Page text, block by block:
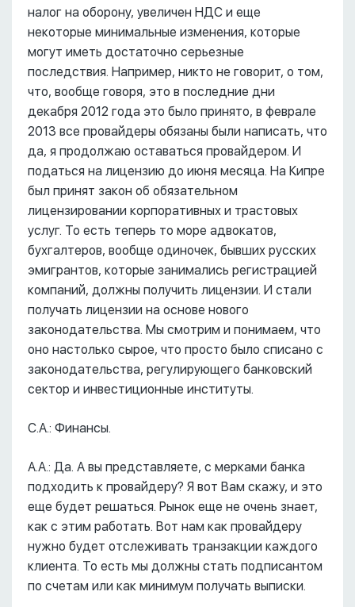
налог на оборону, увеличен НДС и еще
некоторые минимальные изменения, которые
могут иметь достаточно серьезные
последствия. Например, никто не говорит, о том,
что, вообще говоря, это в последние дни
декабря 2012 года это было принято, в феврале
2013 все провайдеры обязаны были написать, что
да, я продолжаю оставаться провайдером. И
податься на лицензию до июня месяца. На Кипре
был принят закон об обязательном
лицензировании корпоративных и трастовых
услуг. То есть теперь то море адвокатов,
бухгалтеров, вообще одиночек, бывших русских
эмигрантов, которые занимались регистрацией
компаний, должны получить лицензии. И стали
получать лицензии на основе нового
законодательства. Мы смотрим и понимаем, что
оно настолько сырое, что просто было списано с
законодательства, регулирующего банковский
сектор и инвестиционные институты.
С.А.: Финансы.
А.А.: Да. А вы представляете, с мерками банка
подходить к провайдеру? Я вот Вам скажу, и это
еще будет решаться. Рынок еще не очень знает,
как с этим работать. Вот нам как провайдеру
нужно будет отслеживать транзакции каждого
клиента. То есть мы должны стать подписантом
по счетам или как минимум получать выписки.